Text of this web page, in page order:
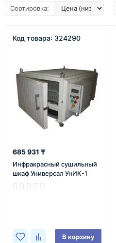
Сортировка:
Код товара: 324290
685 931 ₸
Инфракрасный сушильный
шкаф Универсал УнИК-1
В корзину